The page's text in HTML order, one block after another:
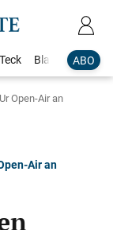
ABO
Blaulicht
Open-Air an
Air an